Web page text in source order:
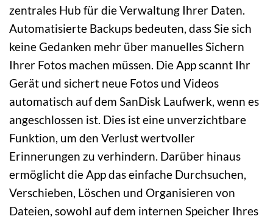
zentrales Hub für die Verwaltung Ihrer Daten.
Automatisierte Backups bedeuten, dass Sie sich
keine Gedanken mehr über manuelles Sichern
Ihrer Fotos machen müssen. Die App scannt Ihr
Gerät und sichert neue Fotos und Videos
automatisch auf dem SanDisk Laufwerk, wenn es
angeschlossen ist. Dies ist eine unverzichtbare
Funktion, um den Verlust wertvoller
Erinnerungen zu verhindern. Darüber hinaus
ermöglicht die App das einfache Durchsuchen,
Verschieben, Löschen und Organisieren von
Dateien, sowohl auf dem internen Speicher Ihres